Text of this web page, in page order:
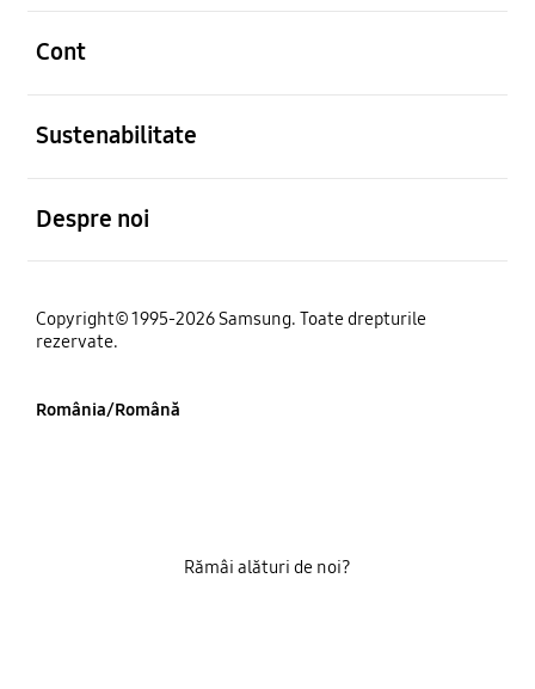
Cont
Sustenabilitate
Despre noi
Copyright© 1995-2026 Samsung. Toate drepturile
rezervate.
România/Română
Rămâi alături de noi?